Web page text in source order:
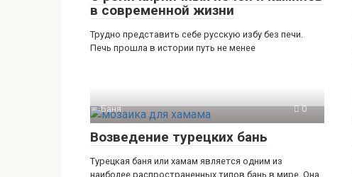
в современной жизни
Трудно представить себе русскую избу без печи.
Печь прошла в истории путь не менее
Баня 0
Возведение турецких бань
Турецкая баня или хамам является одним из
наиболее распространенных типов бань в мире. Она